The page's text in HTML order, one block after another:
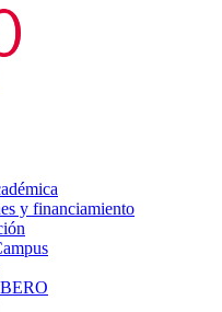
y financiamiento